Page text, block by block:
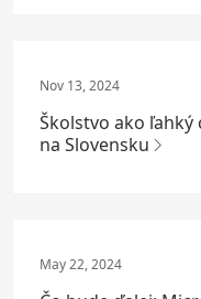
Nov 13, 2024
Školstvo ako
na Slovensku
May 22, 2024